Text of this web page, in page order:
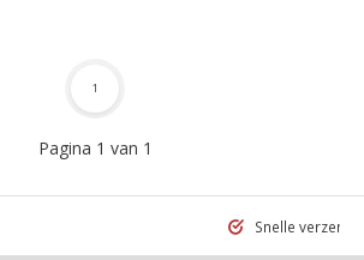
Pagina 1 van 1
1
Snelle